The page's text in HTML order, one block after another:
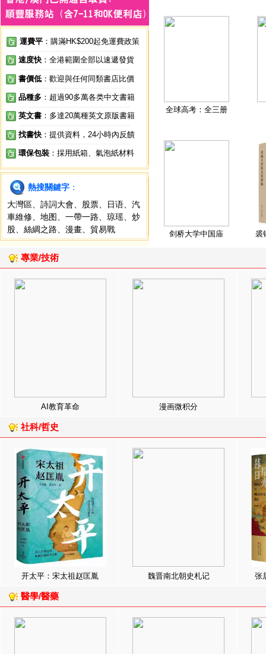
運費平 ：購滿HK$200起免運費政策
速度快 ：全港範圍全部以速遞發貨
書價低 ：歡迎與任何同類書店比價
品種多 ：超過90多萬各类中文書籍
英文書 ：多達20萬種英文原版書籍
找書快 ：提供資料，24小時內反饋
環保包裝 ：採用紙箱、氣泡紙材料
熱搜關鍵字 ：
大灣區
詩詞大會 股票 日语
汽
車維修
地图 一帶一路 琼瑶
炒
股
絲綢之路 漫畫 貿易戰
全球高考：全三册
剑桥大学中国庙 裘
專業/技術
AI教育革命 漫画微积分
社科/哲史
开太平：宋太祖赵匡胤 魏晋南北朝史札记 张
醫學/醫藥